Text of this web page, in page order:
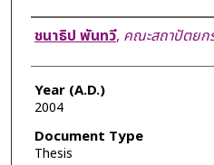
Author
ชนาธิป พันทวี, คณะสถาปัตยก
Year (A.D.)
2004
Document Type
Thesis